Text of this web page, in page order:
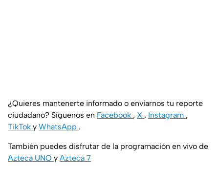
¿Quieres mantenerte informado o enviarnos tu reporte
ciudadano? Síguenos en Facebook , X , Instagram ,
TikTok y WhatsApp .
También puedes disfrutar de la programación en vivo de
Azteca UNO y Azteca 7